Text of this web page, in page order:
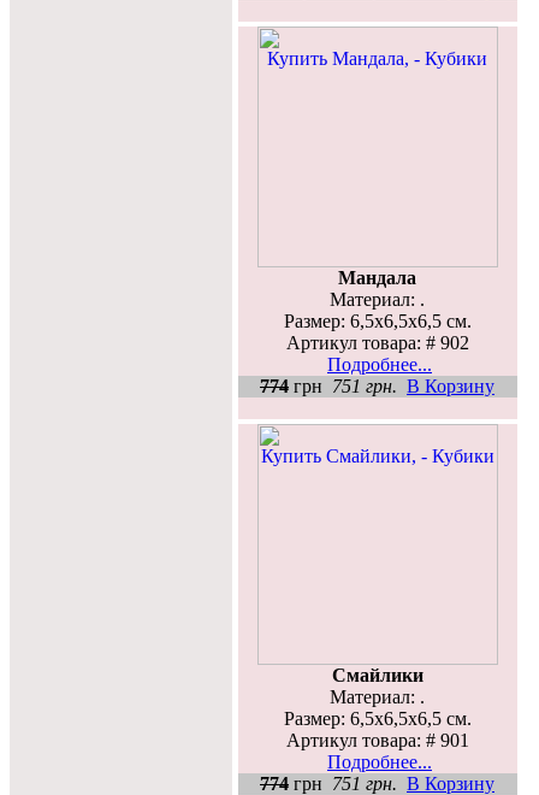
Мандала
Материал: .
Размер: 6,5x6,5x6,5 см.
Артикул товара: # 902
Подробнее...
774 грн 751 грн. В Корзину
Смайлики
Материал: .
Размер: 6,5x6,5x6,5 см.
Артикул товара: # 901
Подробнее...
774 грн 751 грн. В Корзину